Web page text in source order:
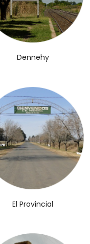
Dennehy
El Provincial